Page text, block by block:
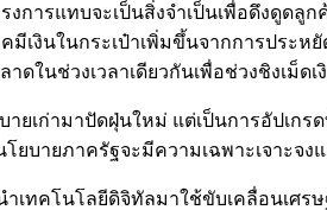
การแทบจะเป็นสิ่งจำเป็นเพื่อดึงดูด
เงินในกระเป๋าเพิ่มขึ้นจากการประ
ในช่วงเวลาเดียวกันเพื่อช่วงชิงเม็ด
ยเก่ามาปัดฝุ่นใหม่ แต่เป็นการอัปเก
ยภาครัฐจะมีความเฉพาะเจาะจงแ
คโนโลยีดิจิทัลมาใช้ขับเคลื่อนเศร